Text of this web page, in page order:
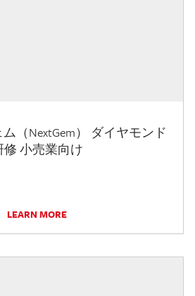
（NextGem） ダイヤモンド
修 小売業向け
LEARN MORE